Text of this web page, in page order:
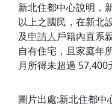
新北住都中心說明，
以上之國民，在新北
及申請人戶籍內直系
自有住宅，且家庭年
月所得未超過 57,400
圖片出處:新北住都中